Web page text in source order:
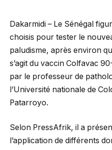
Dakarmidi – Le Sénégal
choisis pour tester le
paludisme, après environ
s’agit du vaccin Colfavac
par le professeur de
l’Université nationale de
Patarroyo.
Selon PressAfrik, il a
l’application de différents